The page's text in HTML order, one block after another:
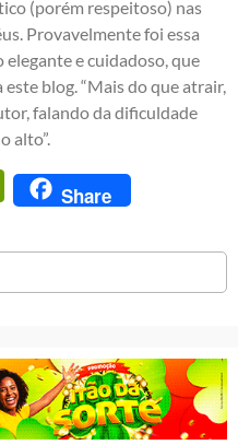
(porém respeitoso) nas
Provavelmente foi essa
e cuidadoso, que
blog. “Mais do que atrair,
falando da dificuldade
alto”.
PrintFriendly
Share